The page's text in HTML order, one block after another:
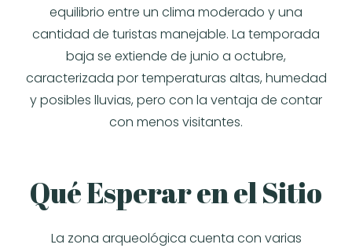
equilibrio entre un clima moderado y una
cantidad de turistas manejable. La temporada
baja se extiende de junio a octubre,
caracterizada por temperaturas altas, humedad
y posibles lluvias, pero con la ventaja de contar
con menos visitantes.
Qué Esperar en el Sitio
La zona arqueológica cuenta con varias